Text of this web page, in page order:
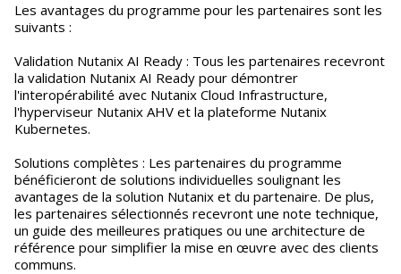
Les avantages du programme pour les partenaires sont les
suivants :
Validation Nutanix AI Ready : Tous les partenaires recevront
la validation Nutanix AI Ready pour démontrer
l'interopérabilité avec Nutanix Cloud Infrastructure,
l'hyperviseur Nutanix AHV et la plateforme Nutanix
Kubernetes.
Solutions complètes : Les partenaires du programme
bénéficieront de solutions individuelles soulignant les
avantages de la solution Nutanix et du partenaire. De plus,
les partenaires sélectionnés recevront une note technique,
un guide des meilleures pratiques ou une architecture de
référence pour simplifier la mise en œuvre avec des clients
communs.